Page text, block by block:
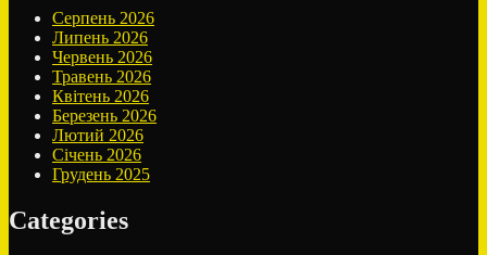
Серпень 2026
Липень 2026
Червень 2026
Травень 2026
Квітень 2026
Березень 2026
Лютий 2026
Січень 2026
Грудень 2025
Categories